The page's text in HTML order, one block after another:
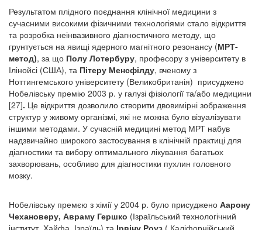
Результатом плідного поєднання клінічної медицини з
сучасними високими фізичними технологіями стало відкриття
та розробка неінвазивного діагностичного методу, що
грунтується на явищі ядерного магнітного резонансу (МРТ-
метод), за що Полу Лотербуру, професору з університету в
Ілінойсі (США), та Пітеру Менсфілду, вченому з
Ноттингемського університету (Великобританія) присуджено
Нобелівську премію 2003 р. у галузі фізіології та/або медицини
[27]. Це відкриття дозволило створити двовимірні зображення
структур у живому організмі, які не можна було візуалізувати
іншими методами. У сучасній медицині метод МРТ набув
надзвичайно широкого застосування в клінічній практиці для
діагностики та вибору оптимального лікування багатьох
захворювань, особливо для діагностики пухлин головного
мозку.
Нобелівську премєю з хімії у 2004 р. було присуджено Аарону
Чехановеру, Авраму Гершко (Ізраїльський технологічний
інститут, Хайфа, Ізраїль) та Ірвіну Роуз ( Каліфорнійський